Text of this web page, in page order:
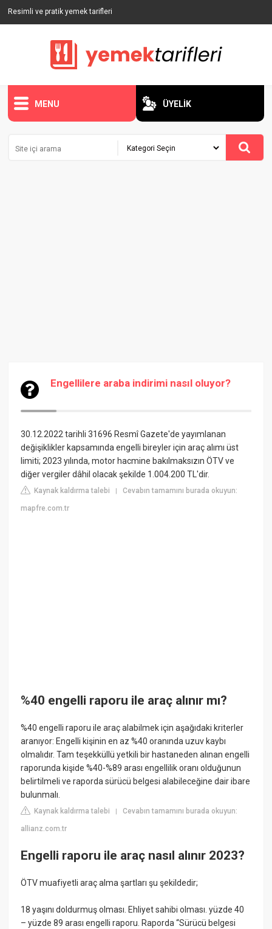
Resimli ve pratik yemek tarifleri
MENU ÜYELİK
Engellilere araba indirimi nasıl oluyor?
30.12.2022 tarihli 31696 Resmî Gazete'de yayımlanan
değişiklikler kapsamında engelli bireyler için araç alımı üst
limiti; 2023 yılında, motor hacmine bakılmaksızın ÖTV ve
diğer vergiler dâhil olacak şekilde 1.004.200 TL'dir.
Kaynak kaldırma talebi |Cevabın tamamını burada okuyun:
mapfre.com.tr
%40 engelli raporu ile araç alınır mı?
%40 engelli raporu ile araç alabilmek için aşağıdaki kriterler
aranıyor: Engelli kişinin en az %40 oranında uzuv kaybı
olmalıdır. Tam teşekküllü yetkili bir hastaneden alınan engelli
raporunda kişide %40-%89 arası engellilik oranı olduğunun
belirtilmeli ve raporda sürücü belgesi alabileceğine dair ibare
bulunmalı.
Kaynak kaldırma talebi |Cevabın tamamını burada okuyun:
allianz.com.tr
Engelli raporu ile araç nasıl alınır 2023?
ÖTV muafiyetli araç alma şartları şu şekildedir;
18 yaşını doldurmuş olması. Ehliyet sahibi olması. yüzde 40
– yüzde 89 arası engelli raporu. Raporda “Sürücü belgesi